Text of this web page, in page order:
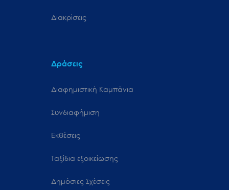
Διακρίσεις
Δράσεις
Διαφημιστική Καμπάνια
Συνδιαφήμιση
Εκθέσεις
Ταξίδια εξοικείωσης
Δημόσιες Σχέσεις